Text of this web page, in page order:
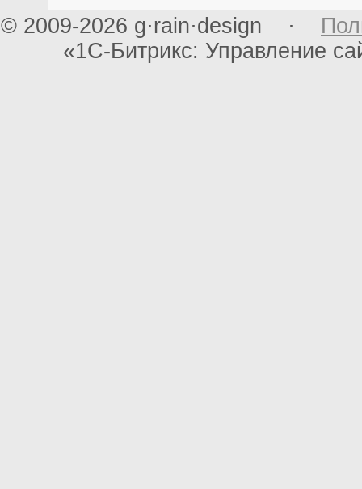
© 2009-2026 g·rain·design ·
«1С-Битрикс: Управление